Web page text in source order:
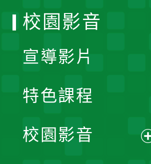
校園影音
宣導影片
特色課程
校園影音